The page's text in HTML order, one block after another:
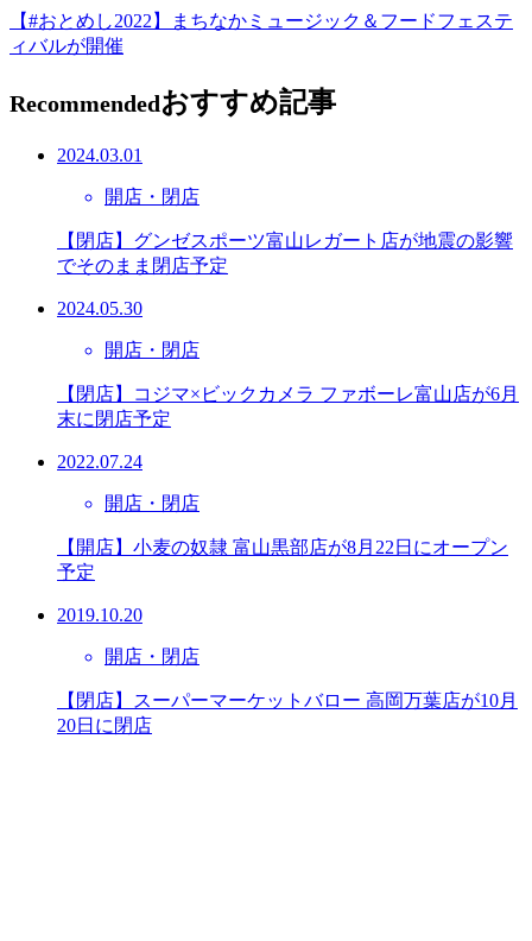
【#おとめし2022】まちなかミュージック＆フードフェステ
ィバルが開催
Recommendedおすすめ記事
2024.03.01
開店・閉店
【閉店】グンゼスポーツ富山レガート店が地震の影響
でそのまま閉店予定
2024.05.30
開店・閉店
【閉店】コジマ×ビックカメラ ファボーレ富山店が6月
末に閉店予定
2022.07.24
開店・閉店
【開店】小麦の奴隷 富山黒部店が8月22日にオープン
予定
2019.10.20
開店・閉店
【閉店】スーパーマーケットバロー 高岡万葉店が10月
20日に閉店